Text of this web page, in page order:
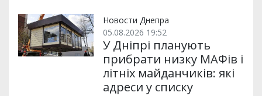
Новости Днепра
05.08.2026 19:52
У Дніпрі планують
прибрати низку МАФів і
літніх майданчиків: які
адреси у списку